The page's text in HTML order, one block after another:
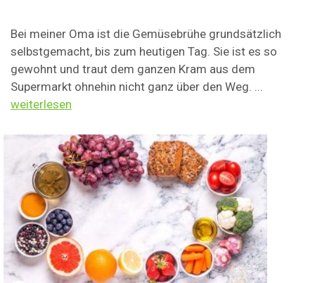
Bei meiner Oma ist die Gemüsebrühe grundsätzlich
selbstgemacht, bis zum heutigen Tag. Sie ist es so
gewohnt und traut dem ganzen Kram aus dem
Supermarkt ohnehin nicht ganz über den Weg. ...
weiterlesen